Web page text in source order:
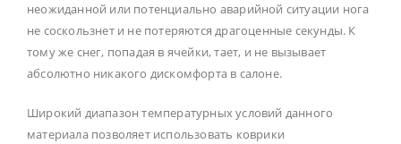
неожиданной или потенциально аварийной ситуации нога
не соскользнет и не потеряются драгоценные секунды. К
тому же снег, попадая в ячейки, тает, и не вызывает
абсолютно никакого дискомфорта в салоне.
Широкий диапазон температурных условий данного
материала позволяет использовать коврики